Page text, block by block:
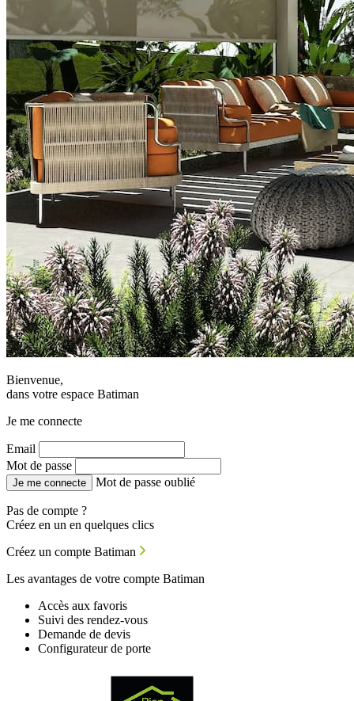
Bienvenue,
dans votre espace Batiman
Je me connecte
Email
Mot de passe
Je me connecte Mot de passe oublié
Pas de compte ?
Créez en un en quelques clics
Créez un compte Batiman
Les avantages de votre compte Batiman
Accès aux favoris
Suivi des rendez-vous
Demande de devis
Configurateur de porte